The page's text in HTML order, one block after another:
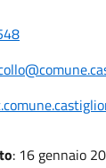
: 16 gennaio